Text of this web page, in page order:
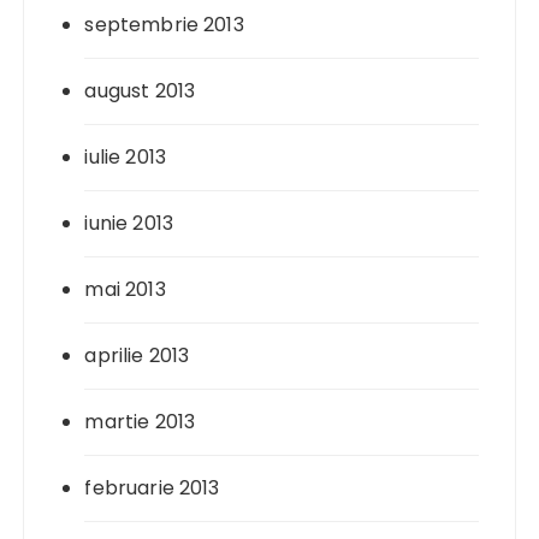
septembrie 2013
august 2013
iulie 2013
iunie 2013
mai 2013
aprilie 2013
martie 2013
februarie 2013